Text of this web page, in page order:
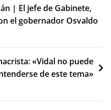
| El jefe de Gabinete,
el gobernador Osvaldo
«Vidal no puede
de este tema»